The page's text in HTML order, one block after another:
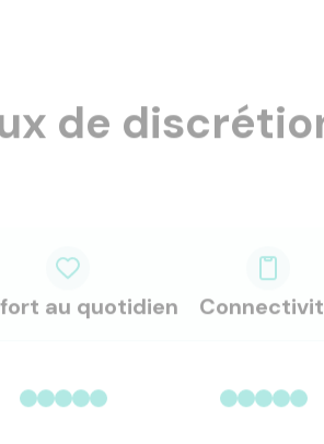
de discrétion
au quotidien Connectivité